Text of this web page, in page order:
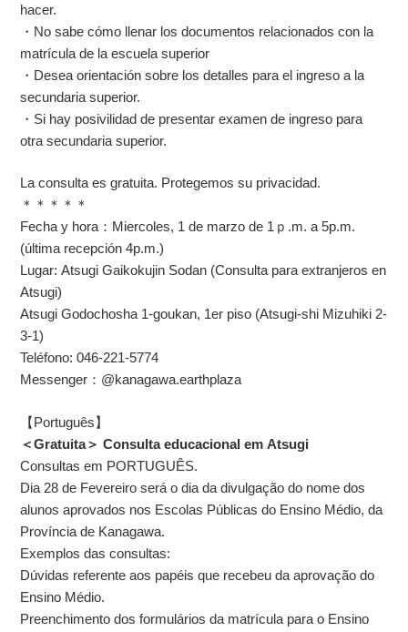
hacer.
・No sabe cómo llenar los documentos relacionados con la
matrícula de la escuela superior
・Desea orientación sobre los detalles para el ingreso a la
secundaria superior.
・Si hay posivilidad de presentar examen de ingreso para
otra secundaria superior.
La consulta es gratuita. Protegemos su privacidad.
＊＊＊＊＊
Fecha y hora：Miercoles, 1 de marzo de 1ｐ.m. a 5p.m.
(última recepción 4p.m.)
Lugar: Atsugi Gaikokujin Sodan (Consulta para extranjeros en
Atsugi)
Atsugi Godochosha 1-goukan, 1er piso (Atsugi-shi Mizuhiki 2-
3-1)
Teléfono: 046-221-5774
Messenger：@kanagawa.earthplaza
【Português】
＜Gratuita＞ Consulta educacional em Atsugi
Consultas em PORTUGUÊS.
Dia 28 de Fevereiro será o dia da divulgação do nome dos
alunos aprovados nos Escolas Públicas do Ensino Médio, da
Província de Kanagawa.
Exemplos das consultas:
Dúvidas referente aos papéis que recebeu da aprovação do
Ensino Médio.
Preenchimento dos formulários da matrícula para o Ensino